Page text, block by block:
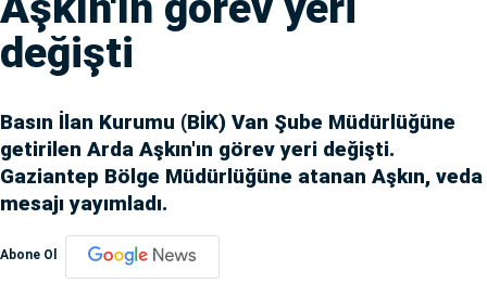
değişti
Basın İlan Kurumu (BİK) Van Şube Müdürlüğüne
getirilen Arda Aşkın'ın görev yeri değişti.
Gaziantep Bölge Müdürlüğüne atanan Aşkın, veda
mesajı yayımladı.
Abone Ol